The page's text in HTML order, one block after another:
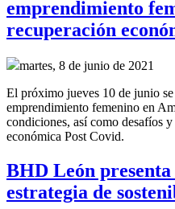
emprendimiento
recuperación
martes, 8 de junio de 2021
El próximo jueves 10 de junio se
emprendimiento femenino en
condiciones, así como desafíos
económica Post Covid.
BHD León presenta
estrategia de